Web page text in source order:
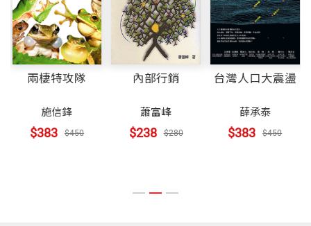
兩棲特攻隊
施信鋒
$383 $450
內部行銷
蕭富峰
$238 $280
台灣人口大震盪
薛承泰
$383 $450